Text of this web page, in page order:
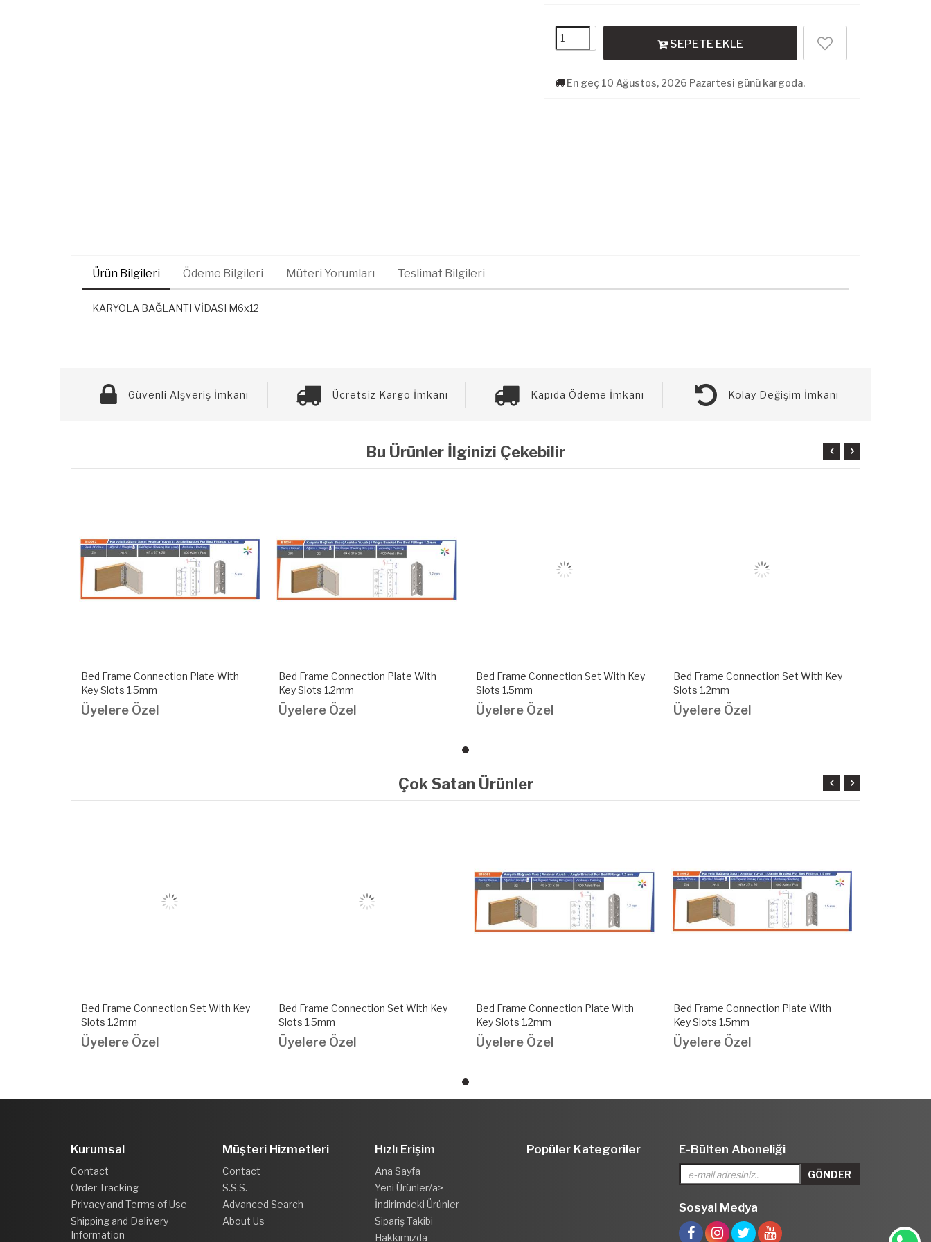
SEPETE EKLE
En geç 10 Ağustos, 2026 Pazartesi günü kargoda.
Ürün Bilgileri Ödeme Bilgileri Müteri Yorumları Teslimat Bilgileri
KARYOLA BAĞLANTI VİDASI M6x12
Güvenli Alşveriş İmkanı Ücretsiz Kargo İmkanı Kapıda Ödeme İmkanı Kolay Değişim İmkanı
Bu Ürünler İlginizi Çekebilir
Bed Frame Connection Plate With
Key Slots 1.5mm
Üyelere Özel
Bed Frame Connection Plate With
Key Slots 1.2mm
Üyelere Özel
Bed Frame Connection Set With Key
Slots 1.5mm
Üyelere Özel
Bed Frame Connection Set With Key
Slots 1.2mm
Üyelere Özel
Çok Satan Ürünler
Bed Frame Connection Set With Key
Slots 1.2mm
Üyelere Özel
Bed Frame Connection Set With Key
Slots 1.5mm
Üyelere Özel
Bed Frame Connection Plate With
Key Slots 1.2mm
Üyelere Özel
Bed Frame Connection Plate With
Key Slots 1.5mm
Üyelere Özel
Kurumsal
Contact
Order Tracking
Privacy and Terms of Use
Shipping and Delivery
Information
Müşteri Hizmetleri
Contact
S.S.S.
Advanced Search
About Us
Hızlı Erişim
Ana Sayfa
Yeni Ürünler/a>
İndirimdeki Ürünler
Sipariş Takibi
Hakkımızda
Popüler Kategoriler E-Bülten Aboneliği
Sosyal Medya